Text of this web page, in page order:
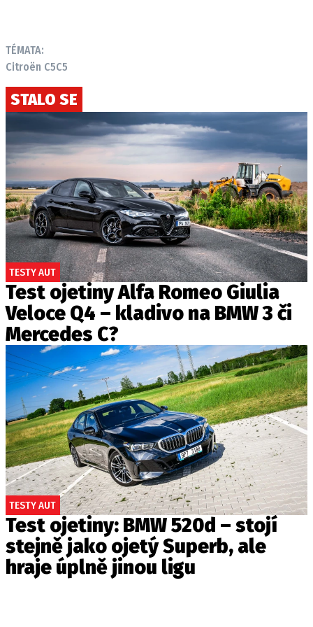
TÉMATA:
Citroën C5C5
STALO SE
TESTY AUT
Test ojetiny Alfa Romeo Giulia
Veloce Q4 – kladivo na BMW 3 či
Mercedes C?
TESTY AUT
Test ojetiny: BMW 520d – stojí
stejně jako ojetý Superb, ale
hraje úplně jinou ligu